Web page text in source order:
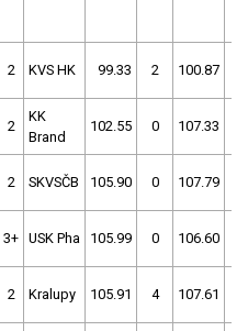
2 KVS HK 99.33 2 100.87
2
KK
Brand
102.55 0 107.33
2 SKVSČB 105.90 0 107.79
3+ USK Pha 105.99 0 106.60
2 Kralupy 105.91 4 107.61